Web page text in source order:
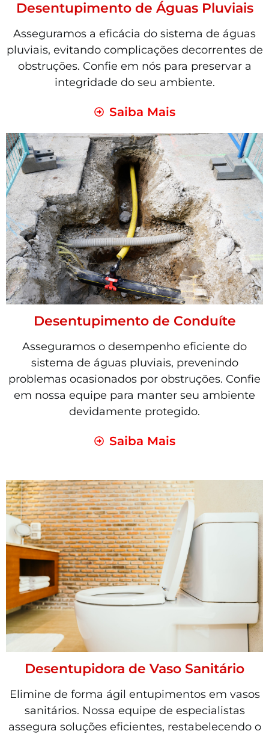
Desentupimento de Águas Pluviais
Asseguramos a eficácia do sistema de águas
pluviais, evitando complicações decorrentes de
obstruções. Confie em nós para preservar a
integridade do seu ambiente.
Saiba Mais
Desentupimento de Conduíte
Asseguramos o desempenho eficiente do
sistema de águas pluviais, prevenindo
problemas ocasionados por obstruções. Confie
em nossa equipe para manter seu ambiente
devidamente protegido.
Saiba Mais
Desentupidora de Vaso Sanitário
Elimine de forma ágil entupimentos em vasos
sanitários. Nossa equipe de especialistas
assegura soluções eficientes, restabelecendo o